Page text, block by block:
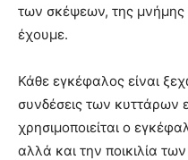
των σκέψεων, της
έχουμε.
Κάθε εγκέφαλος είναι
συνδέσεις των κυττάρων
χρησιμοποιείται ο
αλλά και την ποικιλία